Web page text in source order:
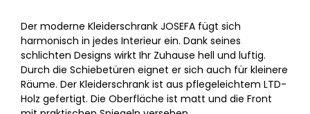
Der moderne Kleiderschrank JOSEFA fügt sich
harmonisch in jedes Interieur ein. Dank seines
schlichten Designs wirkt Ihr Zuhause hell und luftig.
Durch die Schiebetüren eignet er sich auch für kleinere
Räume. Der Kleiderschrank ist aus pflegeleichtem LTD-
Holz gefertigt. Die Oberfläche ist matt und die Front